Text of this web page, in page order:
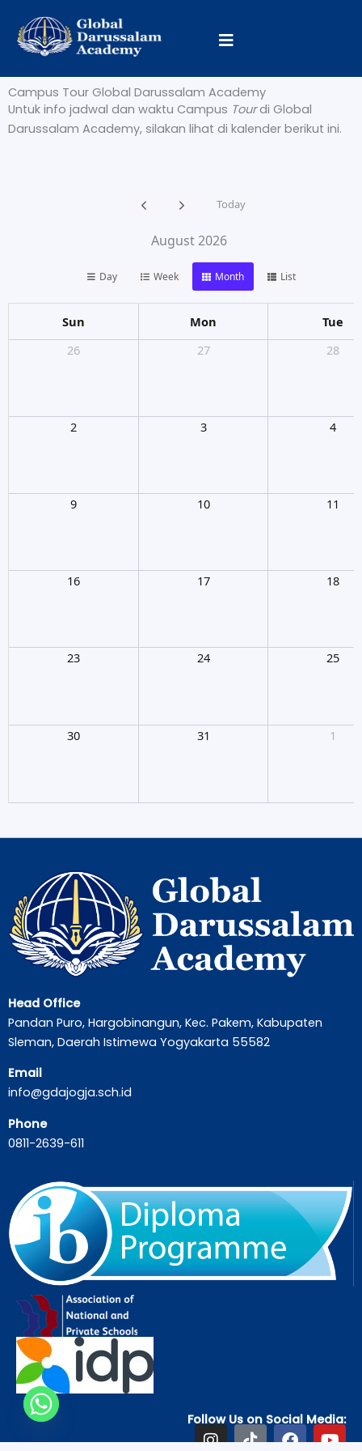
content
Campus Tour Global Darussalam Academy
Untuk info jadwal dan waktu Campus Tourdi Global
Darussalam Academy, silakan lihat di kalender berikut ini.
Today
August 2026
Day Week Month List
Sun Mon
Tue
26
27 28
2 3 4
9 10 11
16 17 18
23 24 25
30 31 1
Head Office
Pandan Puro, Hargobinangun, Kec. Pakem, Kabupaten
Sleman, Daerah Istimewa Yogyakarta 55582
Email
info@gdajogja.sch.id
Phone
0811-2639-611
Follow Us on Social Media:
I T F Y